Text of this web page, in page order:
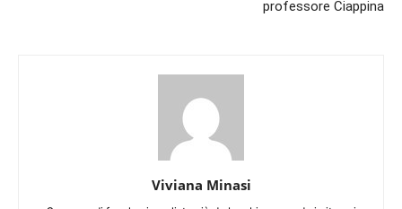
professore Ciappina
Viviana Minasi